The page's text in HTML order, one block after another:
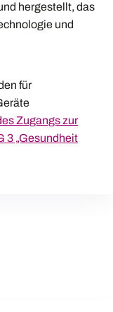
hergestellt, das
und
für
Zugangs zur
3 „Gesundheit